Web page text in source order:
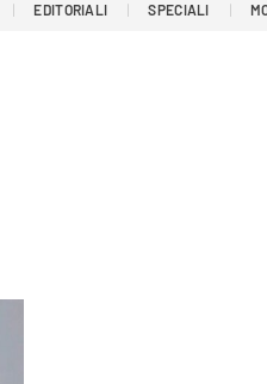
EDITORIALI SPECIALI